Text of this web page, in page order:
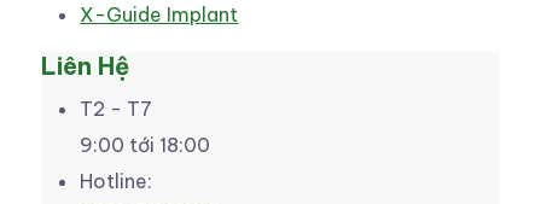
X-Guide Implant
Liên Hệ
T2 - T7
9:00 tới 18:00
Hotline: